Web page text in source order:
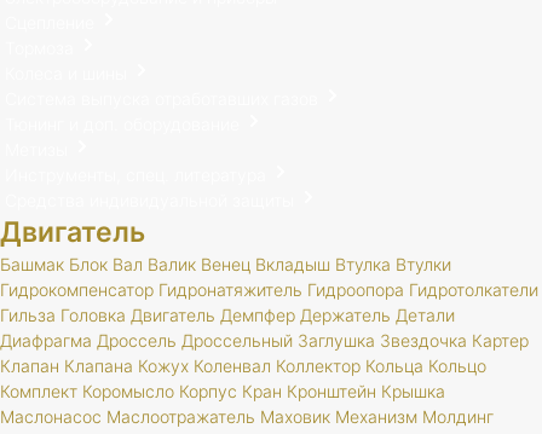
Двигатель
Башмак Блок Вал Валик Венец Вкладыш Втулка Втулки
Гидрокомпенсатор Гидронатяжитель Гидроопора Гидротолкатели
Гильза Головка Двигатель Демпфер Держатель Детали
Диафрагма Дроссель Дроссельный Заглушка Звездочка Картер
Клапан Клапана Кожух Коленвал Коллектор Кольца Кольцо
Комплект Коромысло Корпус Кран Кронштейн Крышка
Маслонасос Маслоотражатель Маховик Механизм Молдинг